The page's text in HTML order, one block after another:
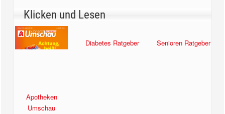
Klicken und Lesen
Apotheken
Umschau
Senioren Ratgeber